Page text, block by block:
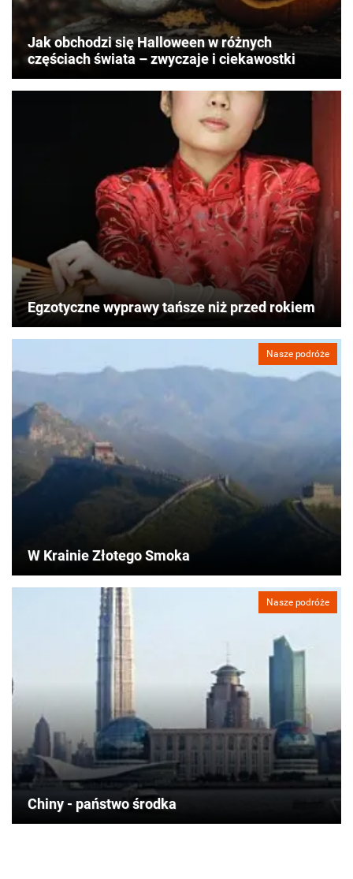
Jak obchodzi się Halloween w różnych
częściach świata – zwyczaje i ciekawostki
Egzotyczne wyprawy tańsze niż przed rokiem
W Krainie Złotego Smoka
Nasze podróże
Chiny - państwo środka
Nasze podróże